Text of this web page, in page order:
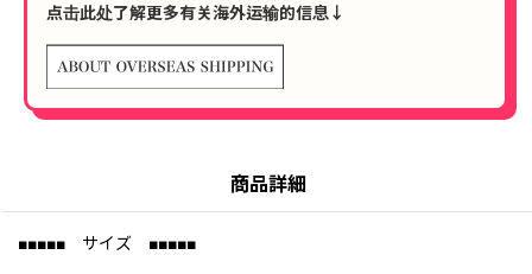
点击此处了解更多有关海外运输的信息↓
商品詳細
■■■■■ サイズ ■■■■■